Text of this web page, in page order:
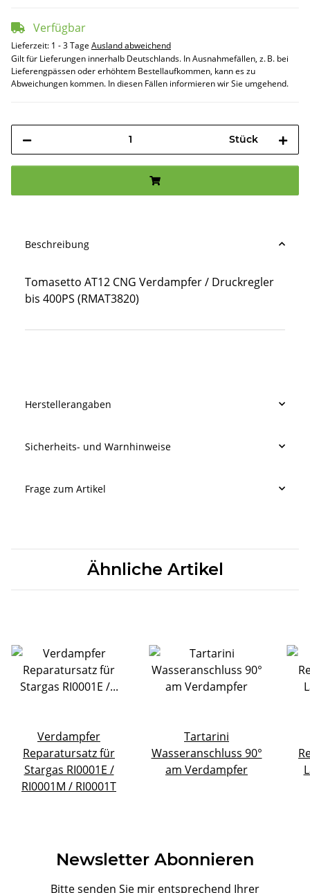
Verfügbar
Lieferzeit: 1 - 3 Tage Ausland abweichend
Gilt für Lieferungen innerhalb Deutschlands. In Ausnahmefällen, z. B. bei
Lieferengpässen oder erhöhtem Bestellaufkommen, kann es zu
Abweichungen kommen. In diesen Fällen informieren wir Sie umgehend.
Stück
Beschreibung
Tomasetto AT12 CNG Verdampfer / Druckregler
bis 400PS (RMAT3820)
Herstellerangaben
Sicherheits- und Warnhinweise
Frage zum Artikel
Ähnliche Artikel
Verdampfer
Reparatursatz für
Stargas RI0001E /
RI0001M / RI0001T
Tartarini
Wasseranschluss 90°
am Verdampfer
Newsletter Abonnieren
Bitte senden Sie mir entsprechend Ihrer